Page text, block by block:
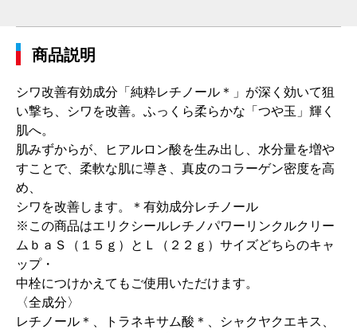
商品説明
シワ改善有効成分「純粋レチノール＊」が深く効いて狙
い撃ち、シワを改善。ふっくら柔らかな「つや玉」輝く
肌へ。
肌みずからが、ヒアルロン酸を生み出し、水分量を増や
すことで、柔軟な肌に導き、真皮のコラーゲン密度を高
め、
シワを改善します。＊有効成分レチノール
※この商品はエリクシールレチノパワーリンクルクリー
ムｂａＳ（１５ｇ）とＬ（２２ｇ）サイズどちらのキャ
ップ・
中栓につけかえてもご使用いただけます。
〈全成分〉
レチノール＊、トラネキサム酸＊、シャクヤクエキス、